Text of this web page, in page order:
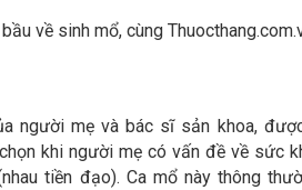
về sinh mổ, cùng
người mẹ và bác sĩ sản khoa,
khi người mẹ có vấn đề về sức
tiền đạo). Ca mổ này thông